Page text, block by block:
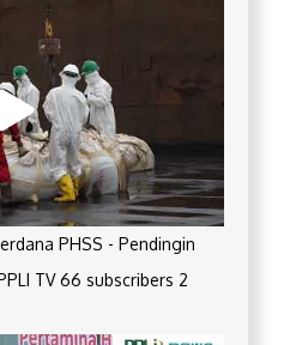
PHSS - Pendingin
TV 66 subscribers 2